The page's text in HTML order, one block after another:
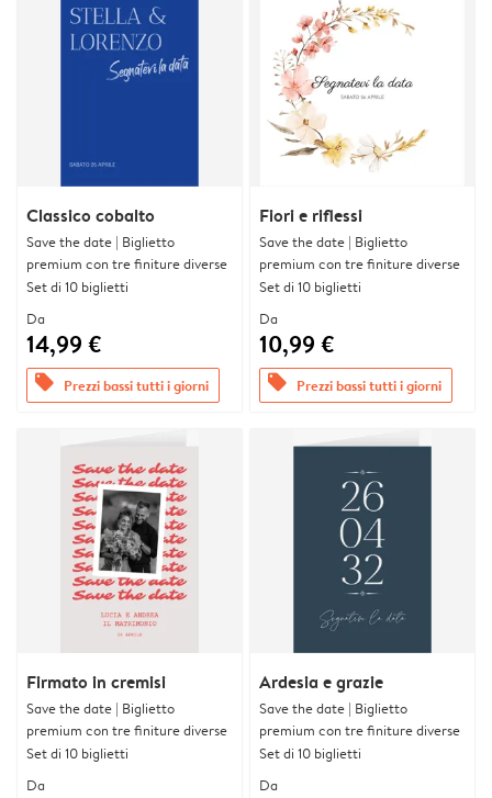
Classico cobalto
Save the date | Biglietto
premium con tre finiture diverse
Set di 10 biglietti
Da
14,99 €
offers Prezzi bassi tutti i giorni
Fiori e riflessi
Save the date | Biglietto
premium con tre finiture diverse
Set di 10 biglietti
Da
10,99 €
offers Prezzi bassi tutti i giorni
Firmato in cremisi
Save the date | Biglietto
premium con tre finiture diverse
Set di 10 biglietti
Da
Ardesia e grazie
Save the date | Biglietto
premium con tre finiture diverse
Set di 10 biglietti
Da